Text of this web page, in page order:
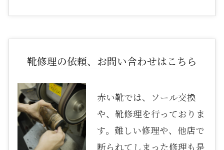
靴修理の依頼、お問い合わせはこちら
赤い靴では、ソール交換
や、靴修理を行っておりま
す。難しい修理や、他店で
断られてしまった修理も是